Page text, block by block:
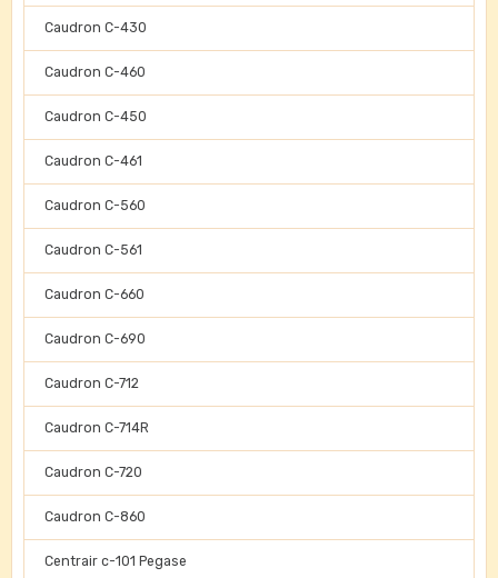
Caudron C-430
Caudron C-460
Caudron C-450
Caudron C-461
Caudron C-560
Caudron C-561
Caudron C-660
Caudron C-690
Caudron C-712
Caudron C-714R
Caudron C-720
Caudron C-860
Centrair c-101 Pegase